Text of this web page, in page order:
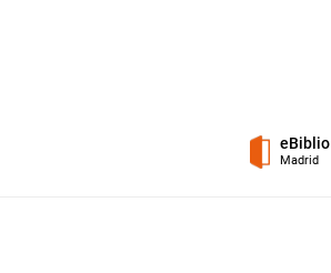
eBiblio
Madrid